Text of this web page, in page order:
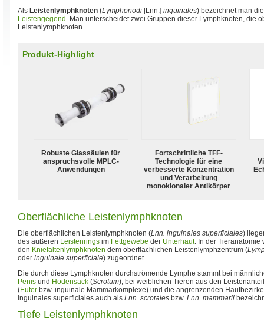
Als Leistenlymphknoten (Lymphonodi [Lnn.] inguinales) bezeichnet man
Leistengegend . Man unterscheidet zwei Gruppen dieser Lymphknoten, die
Leistenlymphknoten.
Produkt-Highlight
Robuste Glassäulen für
anspruchsvolle MPLC-
Anwendungen
Fortschrittliche TFF-
Technologie für eine
verbesserte Konzentration
und Verarbeitung
monoklonaler Antikörper
Oberflächliche Leistenlymphknoten
Die oberflächlichen Leistenlymphknoten (Lnn. inguinales superficiales)
des äußeren Leistenrings im Fettgewebe der Unterhaut. In der Tieranatomie
den Kniefaltenlymphknoten dem oberflächlichen Leistenlymphzentrum (
oder inguinale superficiale) zugeordnet.
Die durch diese Lymphknoten durchströmende Lymphe stammt bei
Penis und Hodensack (Scrotum), bei weiblichen Tieren aus den
(Euter bzw. inguinale Mammarkomplexe) und die angrenzenden
inguinales superficiales auch als Lnn. scrotales bzw. Lnn. mammarii
Tiefe Leistenlymphknoten